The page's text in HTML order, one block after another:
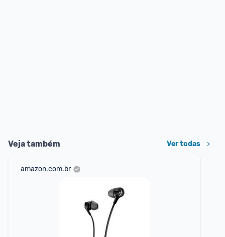
Veja também Ver todas
amazon.com.br